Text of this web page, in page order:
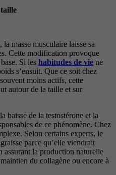
masse musculaire laisse sa
Cette modification provoque
Si les habitudes de vie ne
s’ensuit. Que ce soit chez
moins actifs, cette
autour de la taille et sur
baisse de la testostérone et la
de ce phénomène. Chez
Selon certains experts, le
parce qu’elle viendrait
assurant la production naturelle
du collagène ou encore à